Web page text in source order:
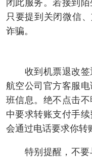
闭此服务。若接到
只要提到关闭微信
诈骗。
收到机票退改签
航空公司官方客服
班信息。绝不点击
中要求转账支付手
会通过电话要求你转
特别提醒，不要与